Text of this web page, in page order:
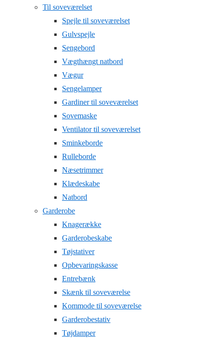
Til soveværelset
Spejle til soveværelset
Gulvspejle
Sengebord
Vægthængt natbord
Vægur
Sengelamper
Gardiner til soveværelset
Sovemaske
Ventilator til soveværelset
Sminkeborde
Rulleborde
Næsetrimmer
Klædeskabe
Natbord
Garderobe
Knagerække
Garderobeskabe
Tøjstativer
Opbevaringskasse
Entrebænk
Skænk til soveværelse
Kommode til soveværelse
Garderobestativ
Tøjdamper